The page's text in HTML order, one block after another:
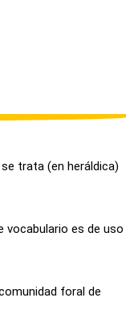
trata (en heráldica)
vocabulario es de uso
foral de